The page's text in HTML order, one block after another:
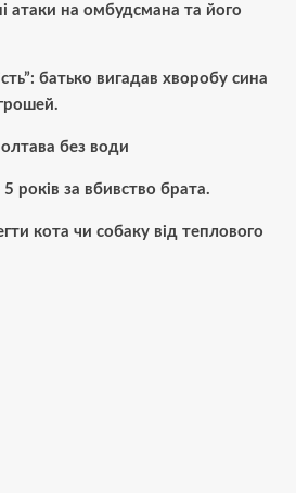
атаки на омбудсмана та його
батько вигадав хворобу сина
без води
років за вбивство брата.
кота чи собаку від теплового